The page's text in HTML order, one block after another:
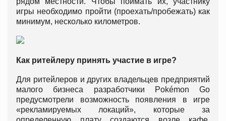
игры необходимо пройти (проехать/пробежать) как
минимум, несколько километров.
Как ритейлеру принять участие в игре?
Для ритейлеров и других владельцев предприятий
малого бизнеса разработчики Pokémon Go
предусмотрели возможность появления в игре
«рекламируемых локаций», которые за